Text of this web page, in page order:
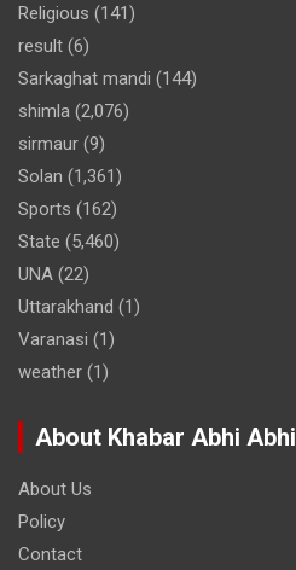
Religious (141)
result (6)
Sarkaghat mandi (144)
shimla (2,076)
sirmaur (9)
Solan (1,361)
Sports (162)
State (5,460)
UNA (22)
Uttarakhand (1)
Varanasi (1)
weather (1)
About Khabar Abhi Abhi
About Us
Policy
Contact